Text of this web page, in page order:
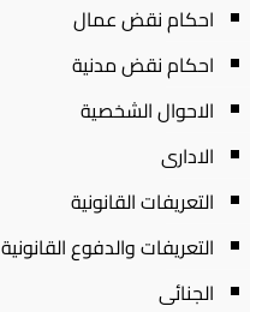
احكام نقض عمال
احكام نقض مدنية
الاحوال الشخصية
الادارى
التعريفات القانونية
التعريفات والدفوع القانونية
الجنائى